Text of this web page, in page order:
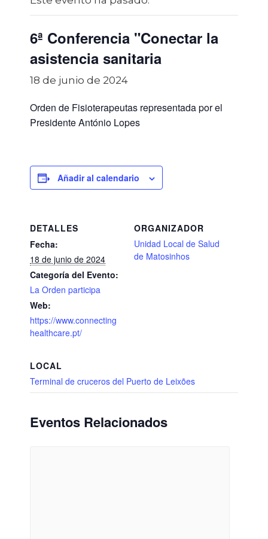
6ª Conferencia "Conectar la
asistencia sanitaria
18 de junio de 2024
Orden de Fisioterapeutas representada por el
Presidente António Lopes
Añadir al calendario
DETALLES
Fecha:
18 de junio de 2024
Categoría del Evento:
La Orden participa
Web:
https://www.connecting
healthcare.pt/
ORGANIZADOR
Unidad Local de Salud
de Matosinhos
LOCAL
Terminal de cruceros del Puerto de Leixões
Eventos Relacionados